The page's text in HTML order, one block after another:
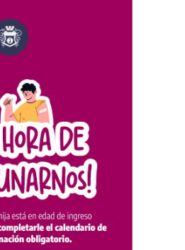
convocatoria a la Selección
Argentina Juvenil de
Natación
Las vacaciones de invierno
dejaron una mejora en la
ocupación turística, aunque
el sector mantiene la
preocupación por la crisis
TURISMO 03/08/2026